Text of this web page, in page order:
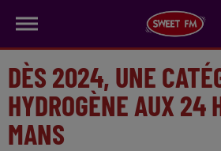
DÈS 2024, UNE
HYDROGÈNE AUX 24
MANS